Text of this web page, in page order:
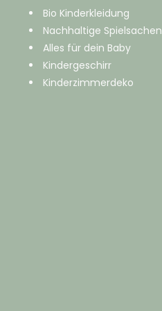
Bio Kinderkleidung
Nachhaltige Spielsachen
Alles für dein Baby
Kindergeschirr
Kinderzimmerdeko